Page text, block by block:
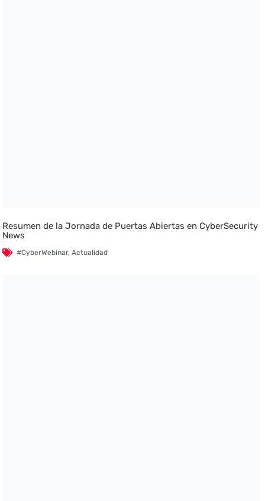
Resumen de la Jornada de Puertas Abiertas en CyberSecurity
News
#CyberWebinar,Actualidad